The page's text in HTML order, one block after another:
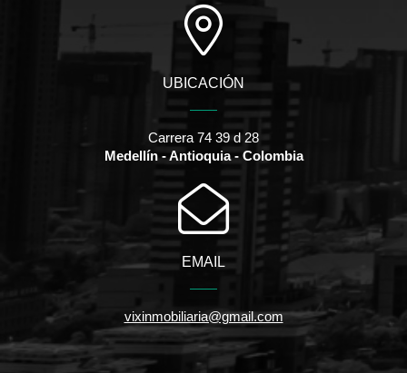
UBICACIÓN
Carrera 74 39 d 28
Medellín - Antioquia - Colombia
EMAIL
vixinmobiliaria@gmail.com